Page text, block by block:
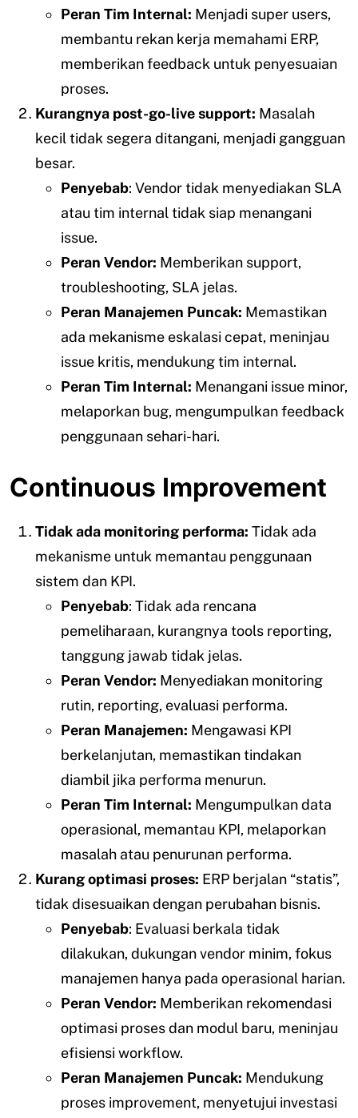
Peran Tim Internal: Menjadi super users,
membantu rekan kerja memahami ERP,
memberikan feedback untuk penyesuaian
proses.
Kurangnya post-go-live support: Masalah
kecil tidak segera ditangani, menjadi gangguan
besar.
Penyebab: Vendor tidak menyediakan SLA
atau tim internal tidak siap menangani
issue.
Peran Vendor: Memberikan support,
troubleshooting, SLA jelas.
Peran Manajemen Puncak: Memastikan
ada mekanisme eskalasi cepat, meninjau
issue kritis, mendukung tim internal.
Peran Tim Internal: Menangani issue minor,
melaporkan bug, mengumpulkan feedback
penggunaan sehari-hari.
Continuous Improvement
Tidak ada monitoring performa: Tidak ada
mekanisme untuk memantau penggunaan
sistem dan KPI.
Penyebab: Tidak ada rencana
pemeliharaan, kurangnya tools reporting,
tanggung jawab tidak jelas.
Peran Vendor: Menyediakan monitoring
rutin, reporting, evaluasi performa.
Peran Manajemen: Mengawasi KPI
berkelanjutan, memastikan tindakan
diambil jika performa menurun.
Peran Tim Internal: Mengumpulkan data
operasional, memantau KPI, melaporkan
masalah atau penurunan performa.
Kurang optimasi proses: ERP berjalan “statis”,
tidak disesuaikan dengan perubahan bisnis.
Penyebab: Evaluasi berkala tidak
dilakukan, dukungan vendor minim, fokus
manajemen hanya pada operasional harian.
Peran Vendor: Memberikan rekomendasi
optimasi proses dan modul baru, meninjau
efisiensi workflow.
Peran Manajemen Puncak: Mendukung
proses improvement, menyetujui investasi